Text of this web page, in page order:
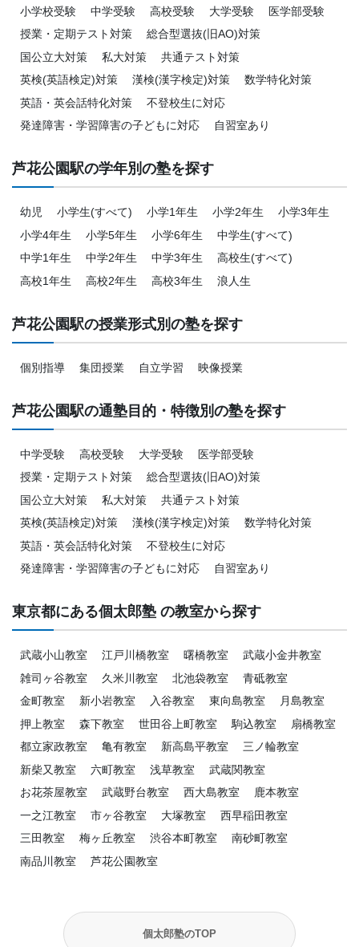
小学校受験 中学受験 高校受験 大学受験
医学部受験
授業・定期テスト対策
総合型選抜(旧AO)対策
国公立大対策
私大対策
共通テスト対策
英検(英語検定)対策
漢検(漢字検定)対策
数学特化対策
英語・英会話特化対策
不登校生に対応
発達障害・学習障害の子どもに対応
自習室あり
芦花公園駅の学年別の塾を探す
幼児 小学生(すべて) 小学1年生 小学2年生
小学3年生
小学4年生
小学5年生 小学6年生
中学生(すべて)
中学1年生
中学2年生 中学3年生
高校生(すべて)
高校1年生
高校2年生 高校3年生 浪人生
芦花公園駅の授業形式別の塾を探す
個別指導 集団授業 自立学習 映像授業
芦花公園駅の通塾目的・特徴別の塾を探す
中学受験 高校受験 大学受験
医学部受験
授業・定期テスト対策
総合型選抜(旧AO)対策
国公立大対策
私大対策
共通テスト対策
英検(英語検定)対策
漢検(漢字検定)対策
数学特化対策
英語・英会話特化対策
不登校生に対応
発達障害・学習障害の子どもに対応
自習室あり
東京都にある個太郎塾 の教室から探す
武蔵小山教室 江戸川橋教室 曙橋教室
武蔵小金井教室
雑司ヶ谷教室
久米川教室 北池袋教室
青砥教室
金町教室
新小岩教室 入谷教室 東向島教室
月島教室
押上教室
森下教室 世田谷上町教室 駒込教室
扇橋教室
都立家政教室
亀有教室 新高島平教室
三ノ輪教室
新柴又教室
六町教室 浅草教室
武蔵関教室
お花茶屋教室
武蔵野台教室 西大島教室
鹿本教室
一之江教室
市ヶ谷教室 大塚教室
西早稲田教室
三田教室
梅ヶ丘教室 渋谷本町教室
南砂町教室
南品川教室
芦花公園教室
個太郎塾のTOP